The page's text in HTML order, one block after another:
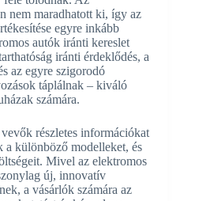
nem maradhatott ki, így az
egyre inkább
autók iránti kereslet
iránti érdeklődés, a
az egyre szigorodó
táplálnak – kiváló
számára.
részletes információkat
a különböző modelleket, és
Mivel az elektromos
új, innovatív
a vásárlók számára az